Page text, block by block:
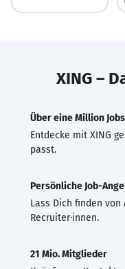
XING –
Über eine Million Jobs
Entdecke mit XING
passt.
Persönliche Job-
Lass Dich finden von
Recruiter·innen.
21 Mio. Mitglieder